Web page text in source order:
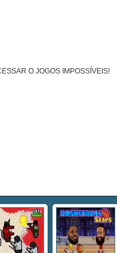
O JOGOS IMPOSSÍVEIS!